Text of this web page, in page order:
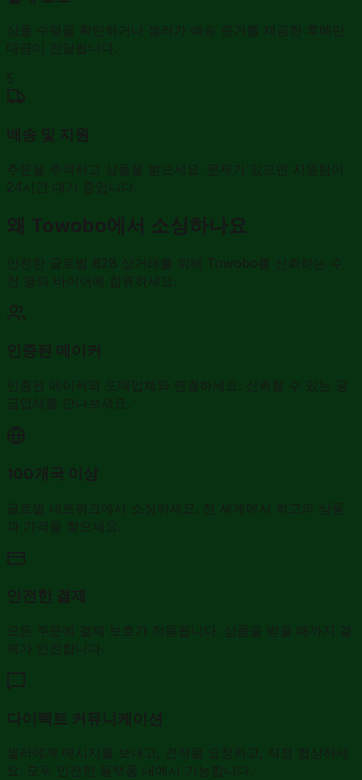
상품 수령을 확인하거나 셀러가 배송 증거를 제공한 후에만
대금이 전달됩니다.
5
배송 및 지원
주문을 추적하고 상품을 받으세요. 문제가 있으면 지원팀이
24시간 대기 중입니다.
왜 Towobo에서 소싱하나요
안전한 글로벌 B2B 상거래를 위해 Towobo를 신뢰하는 수
천 명의 바이어에 합류하세요.
인증된 메이커
인증된 메이커와 도매업체와 연결하세요. 신뢰할 수 있는 공
급업체를 만나보세요.
100개국 이상
글로벌 네트워크에서 소싱하세요. 전 세계에서 최고의 상품
과 가격을 찾으세요.
안전한 결제
모든 주문에 결제 보호가 적용됩니다. 상품을 받을 때까지 결
제가 안전합니다.
다이렉트 커뮤니케이션
셀러에게 메시지를 보내고, 견적을 요청하고, 직접 협상하세
요. 모두 안전한 플랫폼 내에서 가능합니다.